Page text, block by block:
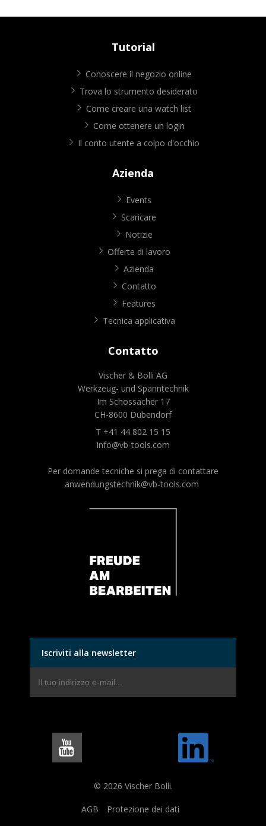
Tutorial
Conoscere il negozio online
Trova lo strumento desiderato
Come creare una watch list
Come ottenere un login
Il conto utente a colpo d'occhio
Azienda
Events
Scaricare
Notizie
Offerte di lavoro
Azienda
Contatto
Features
Tecnica applicativa
Contatto
Vischer & Bolli AG
Werkzeug- und Spanntechnik
Im Schossacher 17
CH-8600 Dübendorf
T +41 44 802 15 15
info@vb-tools.com
Per domande tecniche si prega di contattare
anwendungstechnik@vb-tools.com
Iscriviti alla newsletter
© 2026 Vischer Bolli.
AGB Protezione dei dati